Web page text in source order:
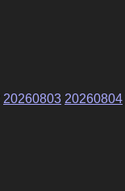
20260803 20260804